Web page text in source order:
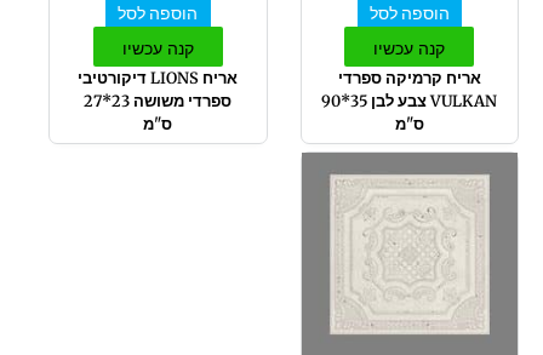
הוספה לסל
קנה עכשיו
אריח קרמיקה ספרדי
VULKAN צבע לבן 35*90
ס"מ
הוספה לסל
קנה עכשיו
אריח LIONS דיקורטיבי
ספרדי משושה 23*27
ס"מ